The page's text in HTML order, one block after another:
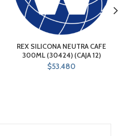
REX SILICONA NEUTRA CAFE
300ML (30424) (CAJA 12)
$53.480